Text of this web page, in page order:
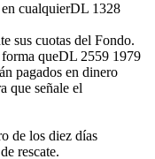
cualquierDL 1328
sus cuotas del Fondo.
queDL 2559 1979
pagados en dinero
que señale el
de los diez días
rescate.